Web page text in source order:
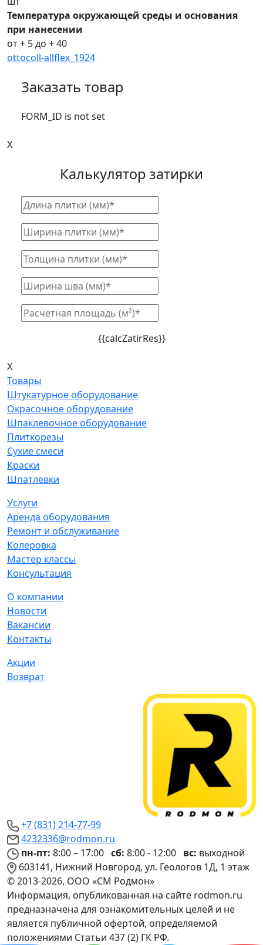
Температура окружающей среды и основания
при нанесении
от + 5 до + 40
ottocoll-allflex_1924
Заказать товар
FORM_ID is not set
X
Калькулятор затирки
{{calcZatirRes}}
X
Товары
Штукатурное оборудование
Окрасочное оборудование
Шпаклевочное оборудование
Плиткорезы
Сухие смеси
Краски
Шпатлевки
Услуги
Аренда оборудования
Ремонт и обслуживание
Колеровка
Мастер классы
Консультация
О компании
Новости
Вакансии
Контакты
Акции
Возврат
+7 (831) 214-77-99
4232336@rodmon.ru
пн-пт: 8:00 – 17:00 сб: 8:00 - 12:00 вс: выходной
603141, Нижний Новгород, ул. Геологов 1Д, 1 этаж
© 2013-2026, ООО «СМ Родмон»
Информация, опубликованная на сайте rodmon.ru
предназначена для ознакомительных целей и не
является публичной офертой, определяемой
положениями Статьи 437 (2) ГК РФ.